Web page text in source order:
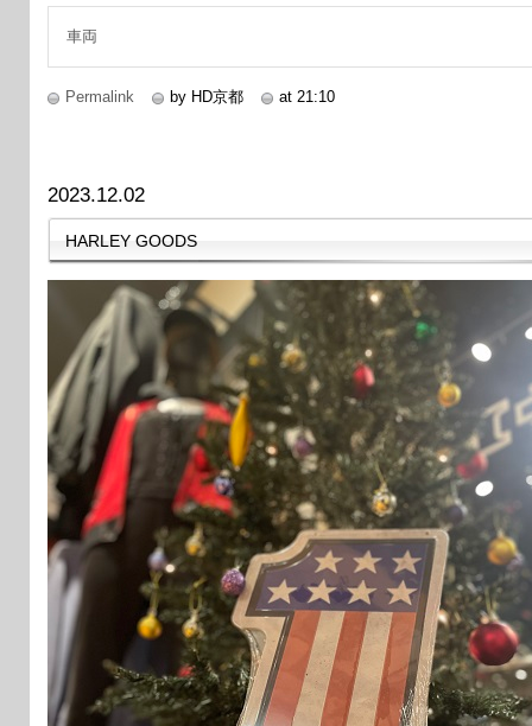
車両
Permalink by HD京都 at 21:10
2023.12.02
HARLEY GOODS